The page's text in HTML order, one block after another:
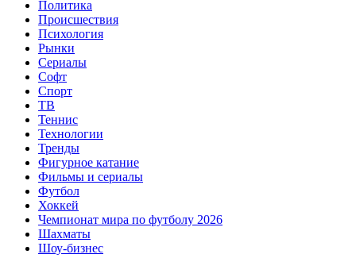
Политика
Происшествия
Психология
Рынки
Сериалы
Софт
Спорт
ТВ
Теннис
Технологии
Тренды
Фигурное катание
Фильмы и сериалы
Футбол
Хоккей
Чемпионат мира по футболу 2026
Шахматы
Шоу-бизнес